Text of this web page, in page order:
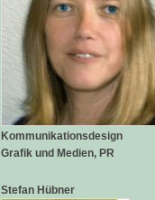
Kommunikationsdesign
Grafik und Medien, PR
Stefan Hübner